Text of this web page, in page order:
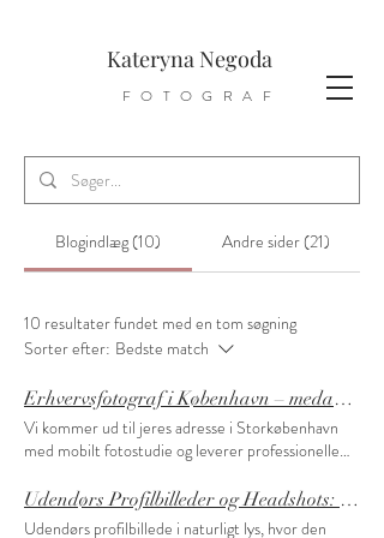
FOTOGRAF
Kateryna Negoda
Blogindlæg (10) Andre sider (21)
10 resultater fundet med en tom søgning
Sorter efter: Bedste match
Erhvervsfotograf i København – medarbejderportrætter hos jer (mobilt studie)
Vi kommer ud til jeres adresse i Storkøbenhavn
med mobilt fotostudie og leverer professionelle
Fotograferingen foregår hos jer for en enkel og
effektiv proces. Moderne erhvervsportræt på
Udendørs Profilbilleder og Headshots: Naturlig Professionalisme i Naturligt Lys
Udendørs profilbillede i naturligt lys, hvor den